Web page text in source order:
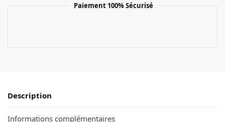
Paiement 100% Sécurisé
Description
Informations complémentaires